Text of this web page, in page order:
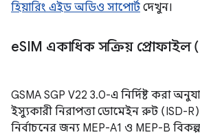
হিয়ারিং এইড অডিও সাপোর্ট দেখুন।
eSIM একাধিক সক্রিয়
GSMA SGP V22 3.0-এ নির্দিষ্ট করা
ইস্যুকারী নিরাপত্তা ডোমেইন রুট (ISD-
নির্বাচনের জন্য MEP-A1 ও MEP-B